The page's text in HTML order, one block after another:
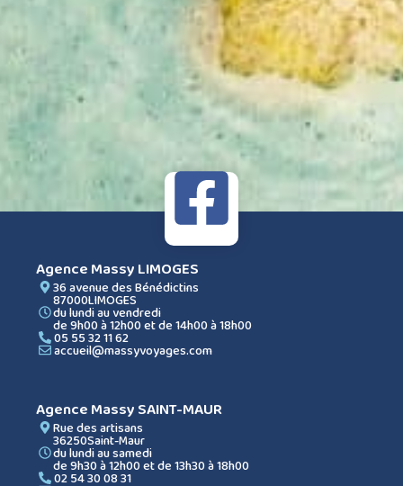
Agence Massy LIMOGES
36 avenue des Bénédictins
87000LIMOGES
du lundi au vendredi
de 9h00 à 12h00 et de 14h00 à 18h00
05 55 32 11 62
accueil@massyvoyages.com
Agence Massy SAINT-MAUR
Rue des artisans
36250Saint-Maur
du lundi au samedi
de 9h30 à 12h00 et de 13h30 à 18h00
02 54 30 08 31